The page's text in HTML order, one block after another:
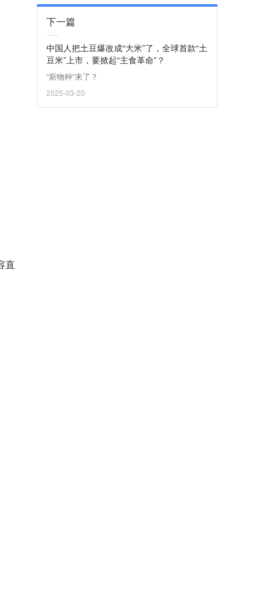
直
下一篇
中国人把土豆爆改成“大米”了，全球首款“土
豆米”上市，要掀起“主食革命”？
“新物种”来了？
2025-03-20